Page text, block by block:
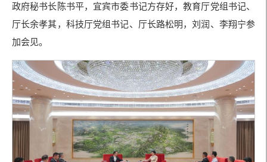
政府秘书长陈书平，宜宾市委书记方存好，教育厅党组书记、
厅长余孝其，科技厅党组书记、厅长路松明，刘润、李翔宁参
加会见。